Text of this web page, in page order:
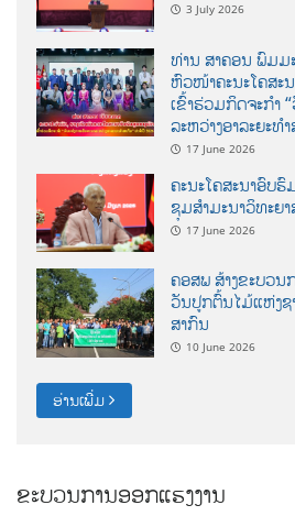
3 July 2026
ທ່ານ ສາຄອນ ພົມມ
ຫົວໜ້າຄະນະໂຄສະ
ເຂົ້າຮ່ວມກິດຈະກຳ
ລະຫວ່າງອາລະຍະທ
17 June 2026
ຄະນະໂຄສະນາອົບ
ຊຸມສຳມະນາວິທະຍ
17 June 2026
ຄອສພ ສ້າງຂະບວ
ວັນປູກຕົ້ນໄມ້ແຫ່ງຊ
ສາກົນ
10 June 2026
ອ່ານເພີ່ມ
ຂະບວນການອອກແຮງງານ